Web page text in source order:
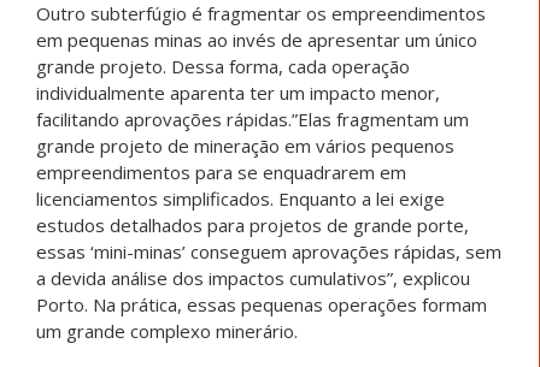
Outro subterfúgio é fragmentar os empreendimentos
em pequenas minas ao invés de apresentar um único
grande projeto. Dessa forma, cada operação
individualmente aparenta ter um impacto menor,
facilitando aprovações rápidas.”Elas fragmentam um
grande projeto de mineração em vários pequenos
empreendimentos para se enquadrarem em
licenciamentos simplificados. Enquanto a lei exige
estudos detalhados para projetos de grande porte,
essas ‘mini-minas’ conseguem aprovações rápidas, sem
a devida análise dos impactos cumulativos”, explicou
Porto. Na prática, essas pequenas operações formam
um grande complexo minerário.